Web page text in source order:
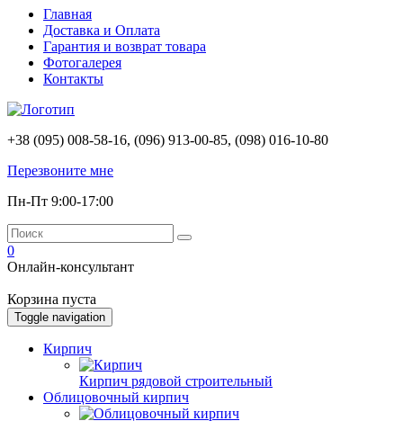
Главная
Доставка и Оплата
Гарантия и возврат товара
Фотогалерея
Контакты
+38 (095) 008-58-16, (096) 913-00-85, (098) 016-10-80
Перезвоните мне
Пн-Пт 9:00-17:00
0
Онлайн-консультант
Корзина пуста
Toggle navigation
Кирпич
Кирпич рядовой строительный
Облицовочный кирпич